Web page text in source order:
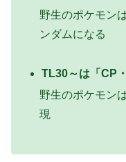
野生のポケモン
ンダムになる
TL30～は「CP
野生のポケモン
現